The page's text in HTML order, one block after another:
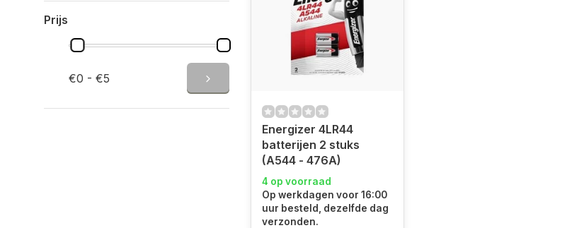
Prijs
€0 - €5
Energizer 4LR44
batterijen 2 stuks
(A544 - 476A)
4 op voorraad
Op werkdagen voor 16:00
uur besteld, dezelfde dag
verzonden.